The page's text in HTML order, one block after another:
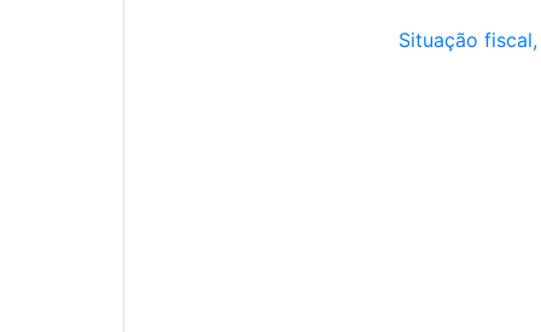
Situação